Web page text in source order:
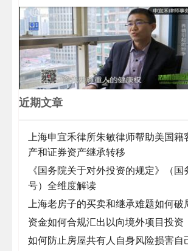
近期文章
上海申宜禾律所朱敏律师帮助美国
产和证券资产继承转移
《国务院关于对外投资的规定》（国
号）全维度解读
上海老房子的买卖和继承难题如何破
资金如何合规汇出以向境外项目投资
如何防止房屋共有人自身风险损害自